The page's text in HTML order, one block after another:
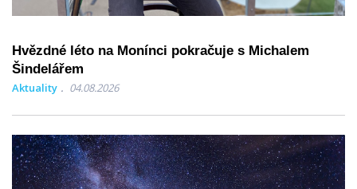
Hvězdné léto na Monínci pokračuje s Michalem
Šindelářem
Aktuality 04.08.2026